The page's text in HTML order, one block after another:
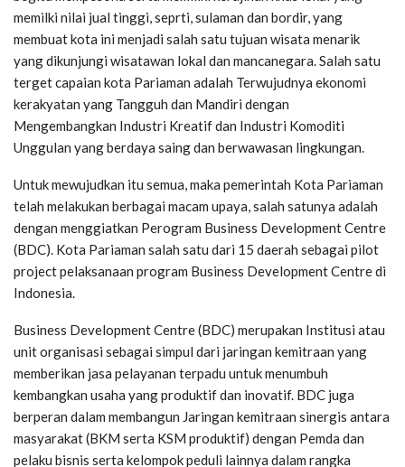
memilki nilai jual tinggi, seprti, sulaman dan bordir, yang
membuat kota ini menjadi salah satu tujuan wisata menarik
yang dikunjungi wisatawan lokal dan mancanegara. Salah satu
terget capaian kota Pariaman adalah Terwujudnya ekonomi
kerakyatan yang Tangguh dan Mandiri dengan
Mengembangkan Industri Kreatif dan Industri Komoditi
Unggulan yang berdaya saing dan berwawasan lingkungan.
Untuk mewujudkan itu semua, maka pemerintah Kota Pariaman
telah melakukan berbagai macam upaya, salah satunya adalah
dengan menggiatkan Perogram Business Development Centre
(BDC). Kota Pariaman salah satu dari 15 daerah sebagai pilot
project pelaksanaan program Business Development Centre di
Indonesia.
Business Development Centre (BDC) merupakan Institusi atau
unit organisasi sebagai simpul dari jaringan kemitraan yang
memberikan jasa pelayanan terpadu untuk menumbuh
kembangkan usaha yang produktif dan inovatif. BDC juga
berperan dalam membangun Jaringan kemitraan sinergis antara
masyarakat (BKM serta KSM produktif) dengan Pemda dan
pelaku bisnis serta kelompok peduli lainnya dalam rangka